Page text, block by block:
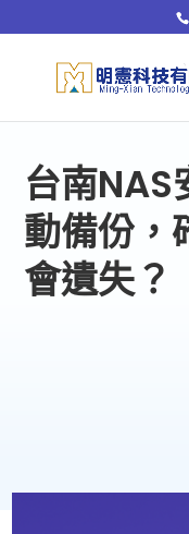
台南NAS
動備份，
會遺失？